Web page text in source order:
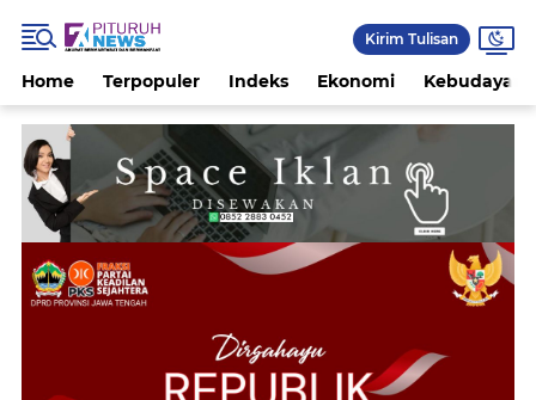
Kirim Tulisan
Home Terpopuler Indeks Ekonomi Kebudayaan